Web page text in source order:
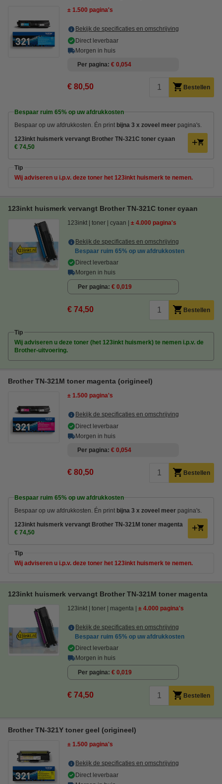
± 1.500 pagina's
Bekijk de specificaties en omschrijving
Direct leverbaar
Morgen in huis
Per pagina € 0,054
€ 80,50 Bestellen
Bespaar ruim 65% op uw afdrukkosten
Bespaar op uw afdrukkosten. Én print bijna 3 x zoveel meer pagina's.
123inkt huismerk vervangt Brother TN-321C toner cyaan
€ 74,50
Tip
Wij adviseren u i.p.v. deze toner het 123inkt huismerk te nemen.
123inkt huismerk vervangt Brother TN-321C toner cyaan
123inkt toner cyaan ± 4.000 pagina's
Bekijk de specificaties en omschrijving
Bespaar ruim 65% op uw afdrukkosten
Direct leverbaar
Morgen in huis
Per pagina € 0,019
€ 74,50 Bestellen
Tip
Wij adviseren u deze toner (het 123inkt huismerk) te nemen i.p.v. de
Brother-uitvoering.
Brother TN-321M toner magenta (origineel)
± 1.500 pagina's
Bekijk de specificaties en omschrijving
Direct leverbaar
Morgen in huis
Per pagina € 0,054
€ 80,50 Bestellen
Bespaar ruim 65% op uw afdrukkosten
Bespaar op uw afdrukkosten. Én print bijna 3 x zoveel meer pagina's.
123inkt huismerk vervangt Brother TN-321M toner magenta
€ 74,50
Tip
Wij adviseren u i.p.v. deze toner het 123inkt huismerk te nemen.
123inkt huismerk vervangt Brother TN-321M toner magenta
123inkt toner magenta ± 4.000 pagina's
Bekijk de specificaties en omschrijving
Bespaar ruim 65% op uw afdrukkosten
Direct leverbaar
Morgen in huis
Per pagina € 0,019
€ 74,50 Bestellen
Brother TN-321Y toner geel (origineel)
± 1.500 pagina's
Bekijk de specificaties en omschrijving
Direct leverbaar